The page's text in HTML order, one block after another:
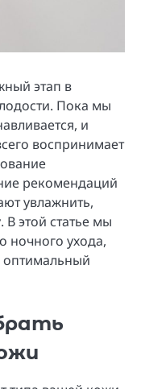
этап в
Пока мы
и
воспринимает
рекомендаций
увлажнить,
этой статье мы
ночного ухода,